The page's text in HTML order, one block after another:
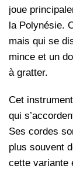
joue
la Polynésie.
mais qui se
mince et un
à gratter.
Cet
qui
Ses cordes
plus souvent
cette variante